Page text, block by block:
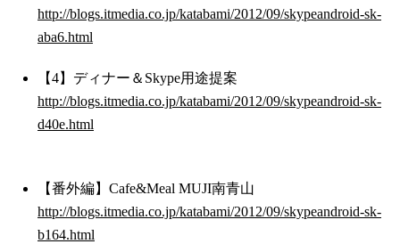
http://blogs.itmedia.co.jp/katabami/2012/09/skypeandroid-sk-
aba6.html
【4】ディナー＆Skype用途提案
http://blogs.itmedia.co.jp/katabami/2012/09/skypeandroid-sk-
d40e.html
【番外編】Cafe&Meal MUJI南青山
http://blogs.itmedia.co.jp/katabami/2012/09/skypeandroid-sk-
b164.html